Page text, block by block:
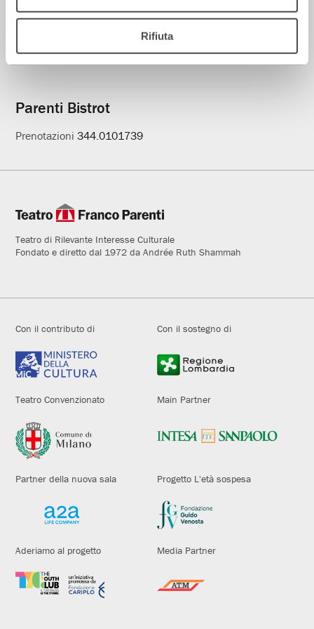
Rifiuta
Indirizzo
Via Pier Lombardo 14, Milano
Parenti Bistrot
Prenotazioni344.0101739
Teatro di Rilevante Interesse Culturale
Fondato e diretto dal 1972 da Andrée Ruth Shammah
Con il contributo di Con il sostegno di
Teatro Convenzionato Main Partner
Partner della nuova sala Progetto L'età sospesa
Aderiamo al progetto Media Partner